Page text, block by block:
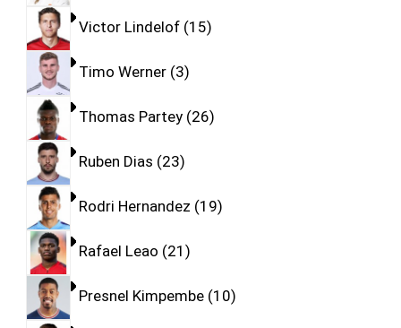
Victor Lindelof 15
Timo Werner 3
Thomas Partey 26
Ruben Dias 23
Rodri Hernandez 19
Rafael Leao 21
Presnel Kimpembe 10